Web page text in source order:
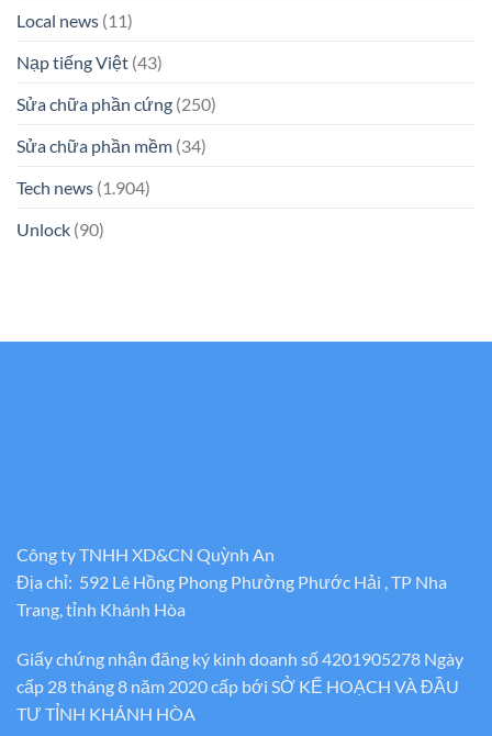
Local news (11)
Nạp tiếng Việt (43)
Sửa chữa phần cứng (250)
Sửa chữa phần mềm (34)
Tech news (1.904)
Unlock (90)
Công ty TNHH XD&CN Quỳnh An
Địa chỉ: 592 Lê Hồng Phong Phường Phước Hải , TP Nha
Trang, tỉnh Khánh Hòa
Giấy chứng nhận đăng ký kinh doanh số 4201905278 Ngày
cấp 28 tháng 8 năm 2020 cấp bới SỞ KẾ HOẠCH VÀ ĐẦU
TƯ TỈNH KHÁNH HÒA